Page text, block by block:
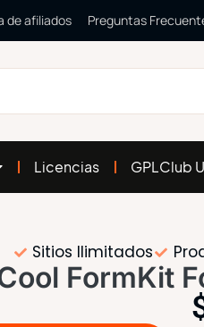
de afiliados Preguntas
Licencias GPLClub
Sitios Ilimitados
FormKit